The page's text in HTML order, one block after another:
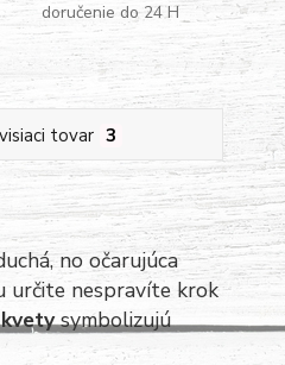
doručenie do 24 H
tovar 3
no očarujúca
určite nespravíte krok
symbolizujú